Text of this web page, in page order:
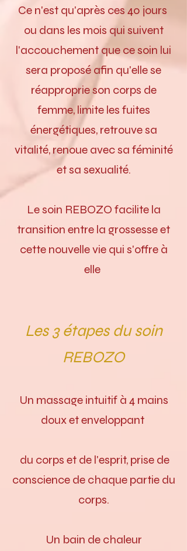
Ce n'est qu'après ces 40 jours
ou dans les mois qui suivent
l'accouchement que ce soin lui
sera proposé afin qu'elle se
réapproprie son corps de
femme, limite les fuites
énergétiques, retrouve sa
vitalité, renoue avec sa féminité
et sa sexualité.
Le soin REBOZO facilite la
transition entre la grossesse et
cette nouvelle vie qui s'offre à
elle
Les 3 étapes du soin
REBOZO
Un massage intuitif à 4 mains
doux et enveloppant
du corps et de l'esprit, prise de
conscience de chaque partie du
corps.
Un bain de chaleur